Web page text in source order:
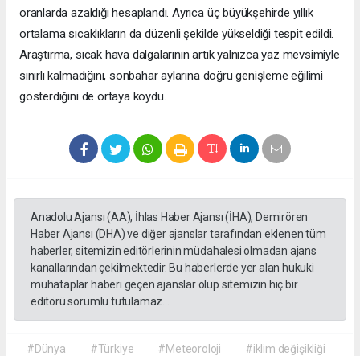
oranlarda azaldığı hesaplandı. Ayrıca üç büyükşehirde yıllık
ortalama sıcaklıkların da düzenli şekilde yükseldiği tespit edildi.
Araştırma, sıcak hava dalgalarının artık yalnızca yaz mevsimiyle
sınırlı kalmadığını, sonbahar aylarına doğru genişleme eğilimi
gösterdiğini de ortaya koydu.
Anadolu Ajansı (AA), İhlas Haber Ajansı (İHA), Demirören
Haber Ajansı (DHA) ve diğer ajanslar tarafından eklenen tüm
haberler, sitemizin editörlerinin müdahalesi olmadan ajans
kanallarından çekilmektedir. Bu haberlerde yer alan hukuki
muhataplar haberi geçen ajanslar olup sitemizin hiç bir
editörü sorumlu tutulamaz...
#Dünya #Türkiye #Meteoroloji
#iklim değişikliği